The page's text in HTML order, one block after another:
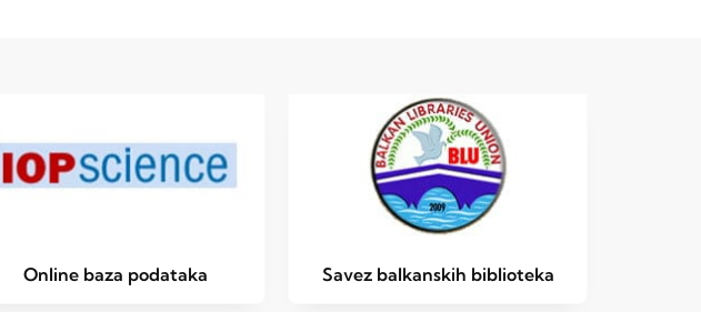
Online baza podataka Savez balkanskih biblioteka